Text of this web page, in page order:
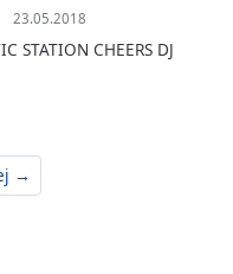
23.05.2018
STATION CHEERS DJ
→